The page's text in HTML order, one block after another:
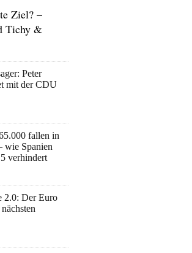
Ziel? –
Tichy &
Peter
mit der CDU
fallen in
wie Spanien
verhindert
2.0: Der Euro